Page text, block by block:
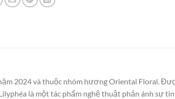
2024 và thuộc nhóm hương Oriental Floral.
là một tác phẩm nghệ thuật phản ánh sự